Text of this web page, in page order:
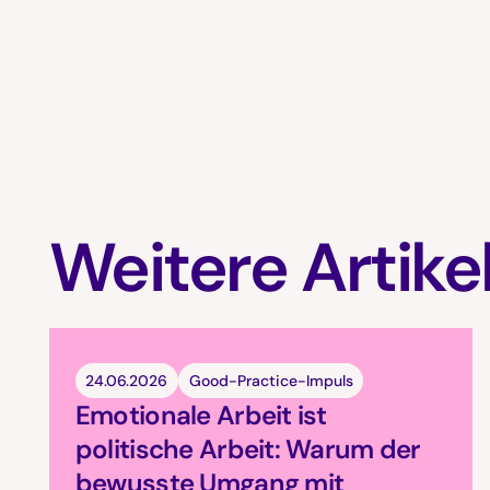
Weitere
24.06.2026 Good-Practice-Impuls
Emotionale Arbeit ist
politische Arbeit: Warum der
bewusste Umgang mit